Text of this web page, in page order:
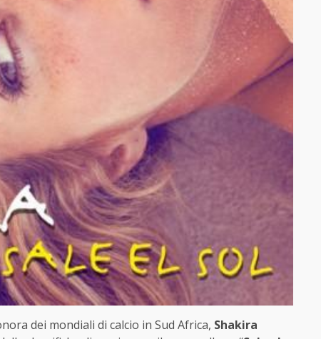
dei mondiali di calcio in Sud Africa, Shakira